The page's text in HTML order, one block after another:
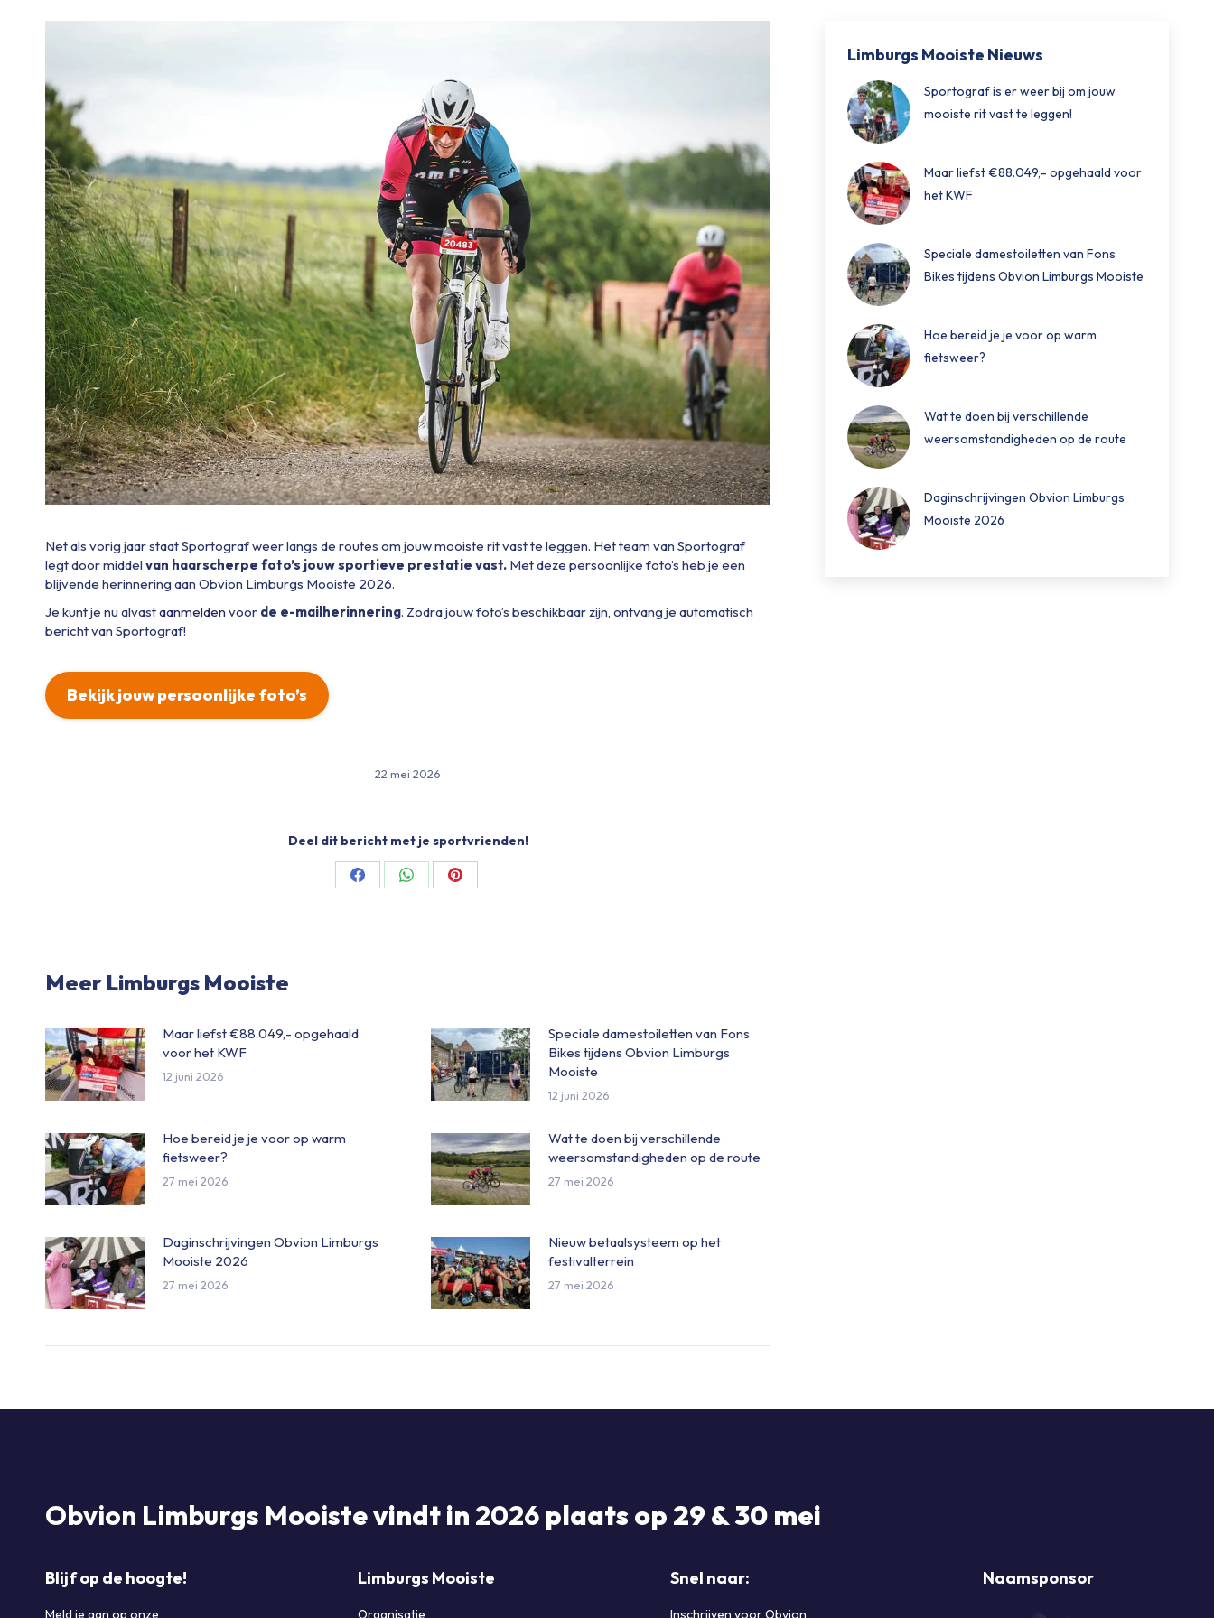
Net als vorig jaar staat Sportograf weer langs de routes om jouw mooiste rit vast te leggen. Het team van Sportograf
legt door middelvan haarscherpe foto’s jouw sportieve prestatie vast. Met deze persoonlijke foto’s heb je een
blijvende herinnering aan Obvion Limburgs Mooiste 2026.
Je kunt je nu alvastaanmelden voor de e-mailherinnering. Zodra jouw foto’s beschikbaar zijn, ontvang je automatisch
bericht van Sportograf!
Bekijk jouw persoonlijke foto’s
22 mei 2026
Deel dit bericht met je sportvrienden!
Share
Share
Share
Meer Limburgs Mooiste
Maar liefst €88.049,- opgehaald
voor het KWF
12 juni 2026
Speciale damestoiletten van Fons
Bikes tijdens Obvion Limburgs
Mooiste
12 juni 2026
Hoe bereid je je voor op warm
fietsweer?
27 mei 2026
Wat te doen bij verschillende
weersomstandigheden op de route
27 mei 2026
Daginschrijvingen Obvion Limburgs
Mooiste 2026
27 mei 2026
Nieuw betaalsysteem op het
festivalterrein
27 mei 2026
Limburgs Mooiste Nieuws
Sportograf is er weer bij om jouw
mooiste rit vast te leggen!
Maar liefst €88.049,- opgehaald voor
het KWF
Speciale damestoiletten van Fons
Bikes tijdens Obvion Limburgs Mooiste
Hoe bereid je je voor op warm
fietsweer?
Wat te doen bij verschillende
weersomstandigheden op de route
Daginschrijvingen Obvion Limburgs
Mooiste 2026
Obvion Limburgs Mooistevindt in 2026 plaats op 29 & 30 mei
Blijf op de hoogte!
Meld je aan op onze
Limburgs Mooiste
Organisatie
Snel naar:
Inschrijven voor Obvion
Naamsponsor